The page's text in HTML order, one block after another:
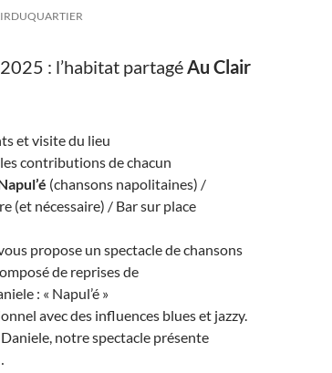
: l’habitat partagéAu Clair
et visite du lieu
contributions de chacun
(chansons napolitaines) /
(et nécessaire) / Bar sur place
propose un spectacle de chansons
de reprises de
: « Napul’é »
avec des influences blues et jazzy.
notre spectacle présente